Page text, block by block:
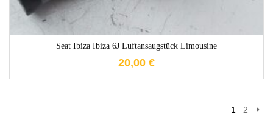
Seat Ibiza Ibiza 6J Luftansaugstück Limousine
20,00 €
1 2